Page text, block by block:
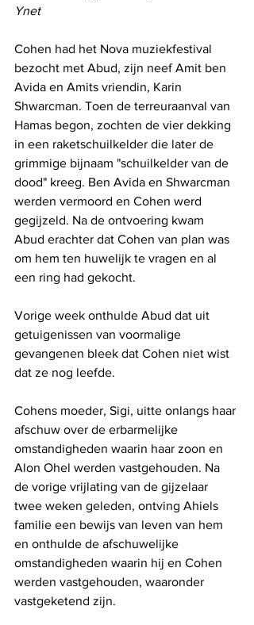
Ynet
Cohen had het Nova muziekfestival
bezocht met Abud, zijn neef Amit ben
Avida en Amits vriendin, Karin
Shwarcman. Toen de terreuraanval van
Hamas begon, zochten de vier dekking
in een raketschuilkelder die later de
grimmige bijnaam "schuilkelder van de
dood" kreeg. Ben Avida en Shwarcman
werden vermoord en Cohen werd
gegijzeld. Na de ontvoering kwam
Abud erachter dat Cohen van plan was
om hem ten huwelijk te vragen en al
een ring had gekocht.
Vorige week onthulde Abud dat uit
getuigenissen van voormalige
gevangenen bleek dat Cohen niet wist
dat ze nog leefde.
Cohens moeder, Sigi, uitte onlangs haar
afschuw over de erbarmelijke
omstandigheden waarin haar zoon en
Alon Ohel werden vastgehouden. Na
de vorige vrijlating van de gijzelaar
twee weken geleden, ontving Ahiels
familie een bewijs van leven van hem
en onthulde de afschuwelijke
omstandigheden waarin hij en Cohen
werden vastgehouden, waaronder
vastgeketend zijn.